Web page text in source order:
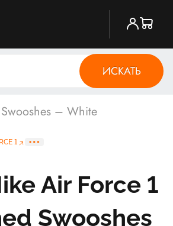
ИСКАТЬ
– White
1
Air Force 1
Swooshes